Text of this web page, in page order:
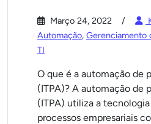
Março 24, 2022
Automação, Gerenciamento
TI
O que é a automação de
(ITPA)? A automação de
(ITPA) utiliza a
processos empresariais